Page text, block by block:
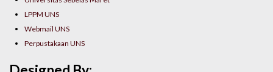
LPPM UNS
Webmail UNS
Perpustakaan UNS